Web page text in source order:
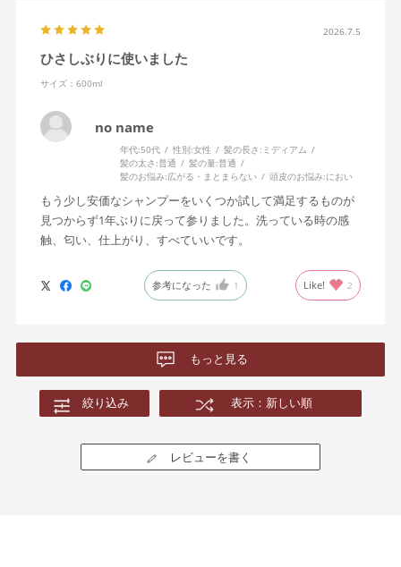
2026.7.5
ひさしぶりに使いました
サイズ：600ml
no name
年代:50代 性別:女性 髪の長さ: ミディアム
髪の太さ:普通 髪の量:普通
髪のお悩み:広がる・まとまらない 頭皮のお悩み:におい
もう少し安価なシャンプーをいくつか試して満足するものが
見つからず1年ぶりに戻って参りました。洗っている時の感
触、匂い、仕上がり、すべていいです。
参考になった 1 Like! 2
もっと見る
絞り込み 表示：新しい順
レビューを書く